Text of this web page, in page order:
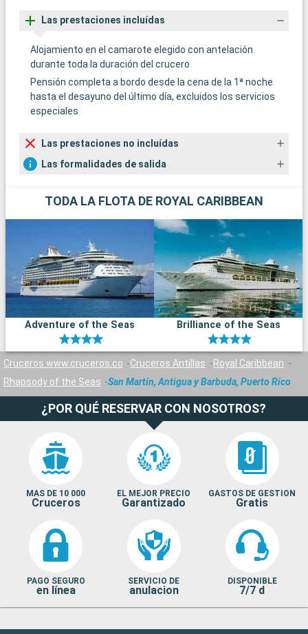
Las prestaciones incluídas
Alojamiento en el camarote elegido con antelación
durante toda la duración del crucero
Pensión completa a bordo desde la cena de la 1ª noche
hasta el desayuno del último día, excluidos los servicios
especiales
Las prestaciones no incluídas
Las formalidades de salida
TODA LA FLOTA DE ROYAL CARIBBEAN
Adventure of the Seas Brilliance of the Seas
Cruceros www.cruceros.co Cruceros Antillas
Royal Caribbean
Rhapsody of the Seas
San Martín, Antigua y Barbuda, Puerto Rico
¿POR QUÉ RESERVAR CON NOSOTROS?
MAS DE 10 000
Cruceros
EL MEJOR PRECIO
Garantizado
GASTOS DE GESTION
Gratis
PAGO SEGURO
en línea
SERVICIO DE
anulacion
DISPONIBLE
7/7 d